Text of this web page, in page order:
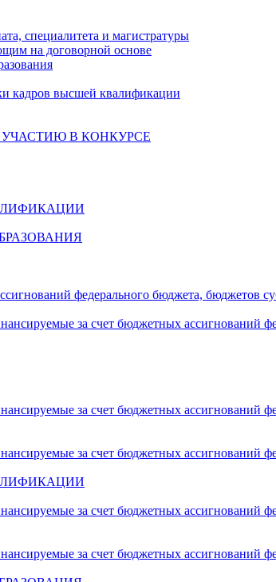
специалитета и магистратуры
на договорной основе
кадров высшей квалификации
В КОНКУРСЕ
федерального бюджета, бюджетов
за счет бюджетных ассигнований
за счет бюджетных ассигнований
за счет бюджетных ассигнований
за счет бюджетных ассигнований
за счет бюджетных ассигнований